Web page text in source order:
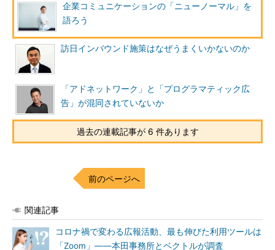
企業コミュニケーションの「ニューノーマル」を
語ろう
訪日インバウンド施策はなぜうまくいかないのか
「アドネットワーク」と「プログラマティック広
告」が混同されていないか
過去の連載記事が 6 件あります
前のページへ
関連記事
コロナ禍で変わる広報活動、最も伸びた利用ツールは
「Zoom」――本田事務所とベクトルが調査